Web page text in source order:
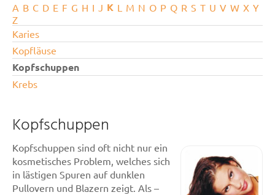
A B C D E F G H I J K L M N O P Q R S T U V W X Y
Z
Karies
Kopfläuse
Kopfschuppen
Krebs
Kopfschuppen
Kopfschuppen sind oft nicht nur ein
kosmetisches Problem, welches sich
in lästigen Spuren auf dunklen
Pullovern und Blazern zeigt. Als –